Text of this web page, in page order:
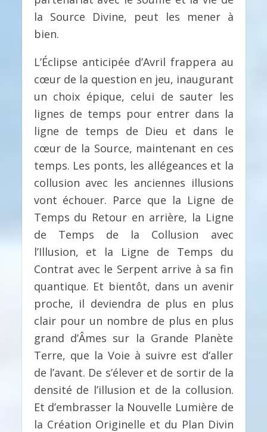
la Source Divine, peut les mener à
bien.
L’Éclipse anticipée d’Avril frappera au
cœur de la question en jeu, inaugurant
un choix épique, celui de sauter les
lignes de temps pour entrer dans la
ligne de temps de Dieu et dans le
cœur de la Source, maintenant en ces
temps. Les ponts, les allégeances et la
collusion avec les anciennes illusions
vont échouer. Parce que la Ligne de
Temps du Retour en arrière, la Ligne
de Temps de la Collusion avec
l’Illusion, et la Ligne de Temps du
Contrat avec le Serpent arrive à sa fin
quantique. Et bientôt, dans un avenir
proche, il deviendra de plus en plus
clair pour un nombre de plus en plus
grand d’Âmes sur la Grande Planète
Terre, que la Voie à suivre est d’aller
de l’avant. De s’élever et de sortir de la
densité de l’illusion et de la collusion.
Et d’embrasser la Nouvelle Lumière de
la Création Originelle et du Plan Divin